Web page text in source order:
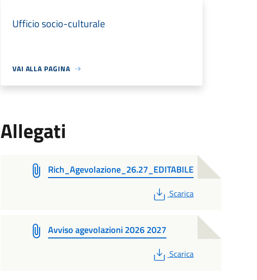
Ufficio socio-culturale
VAI ALLA PAGINA
Allegati
Rich_Agevolazione_26.27_EDITABILE
PDF
Scarica
Avviso agevolazioni 2026 2027
PDF
Scarica